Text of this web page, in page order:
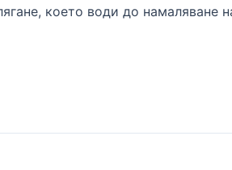
което води до намаляване